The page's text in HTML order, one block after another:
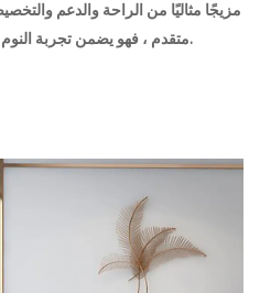
مزيجًا مثاليًا من الراحة والدعم
متقدم ، فهو يضمن تجربة النوم المخصصة لتلبية الاحتياجات الفردية.